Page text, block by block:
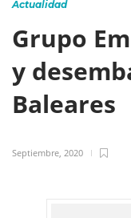
Actualidad
Grupo
y
Baleares
Septiembre, 2020